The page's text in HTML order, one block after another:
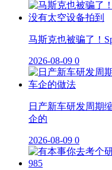
马斯克也被骗了！
2026-08-09 0
日产新车研发周期
企的
2026-08-09 0